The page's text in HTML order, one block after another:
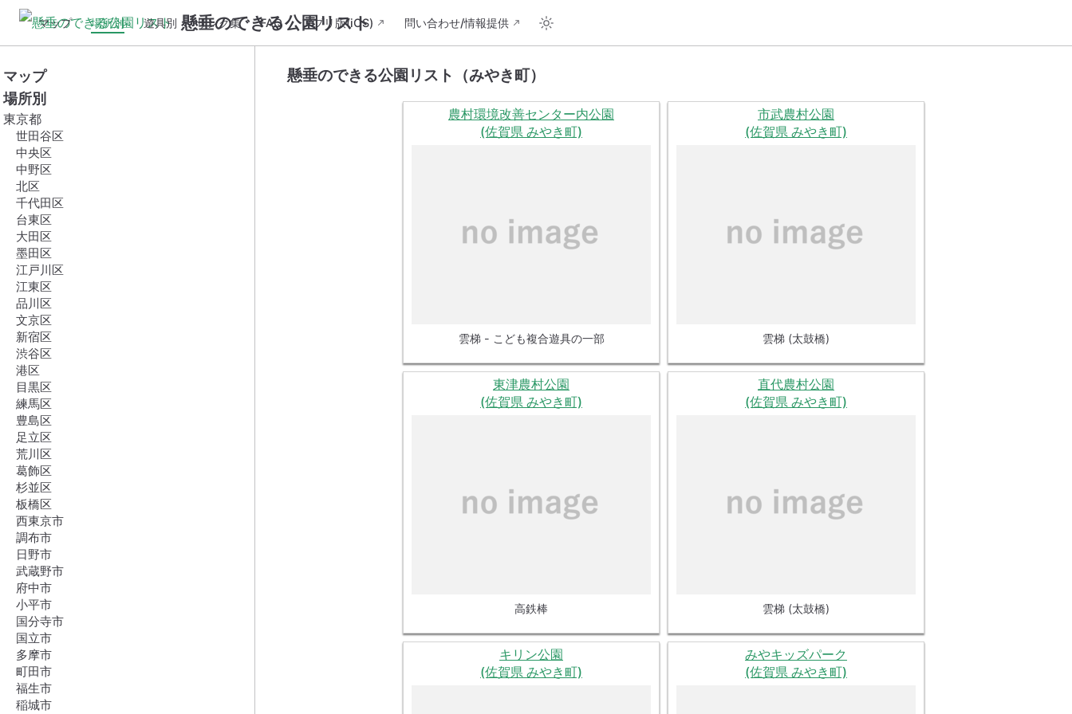
懸垂のできる公園リスト
マップ 場所別 遊具別 リンク集 FAQ アプリ版(iOS) 問い合わせ/情報提供
マップ
場所別
東京都
世田谷区
中央区
中野区
北区
千代田区
台東区
大田区
墨田区
江戸川区
江東区
品川区
文京区
新宿区
渋谷区
港区
目黒区
練馬区
豊島区
足立区
荒川区
葛飾区
杉並区
板橋区
西東京市
調布市
日野市
武蔵野市
府中市
小平市
国分寺市
国立市
多摩市
町田市
福生市
稲城市
懸垂のできる公園リスト（みやき町）
農村環境改善センター内公園
(佐賀県 みやき町)
雲梯 - こども複合遊具の一部
市武農村公園
(佐賀県 みやき町)
雲梯 (太鼓橋)
東津農村公園
(佐賀県 みやき町)
高鉄棒
直代農村公園
(佐賀県 みやき町)
雲梯 (太鼓橋)
キリン公園
(佐賀県 みやき町)
みやキッズパーク
(佐賀県 みやき町)